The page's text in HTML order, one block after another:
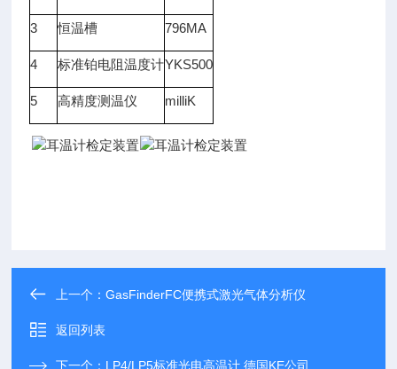
3 恒温槽 796MA
4 标准铂电阻温度计YKS500
5 高精度测温仪 milliK
上一个：GasFinderFC便携式激光气体分析仪
返回列表
下一个： LP4/LP5标准光电高温计 德国KE公司